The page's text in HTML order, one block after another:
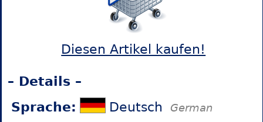
Diesen Artikel kaufen!
– Details –
Sprache:
Deutsch German